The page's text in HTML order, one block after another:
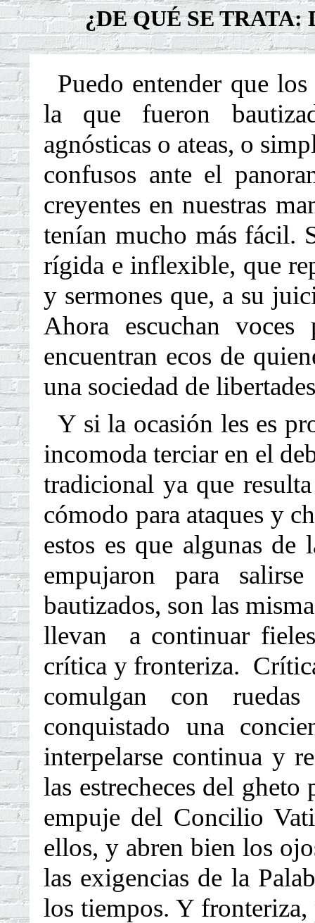
¿DE QUÉ SE TRATA:
Puedo entender que
la que fueron
agnósticas o ateas, o
confusos ante el
creyentes en nuestras
tenían mucho más fácil.
rígida e inflexible, que
y sermones que, a su
Ahora escuchan
encuentran ecos de
una sociedad de
Y si la ocasión les es
incomoda terciar en el
tradicional ya que
cómodo para ataques y
estos es que algunas de
empujaron para
bautizados, son las
llevan a continuar
crítica y fronteriza.
comulgan con
conquistado una
interpelarse continua y
las estrecheces del
empuje del Concilio
ellos, y abren bien los
las exigencias de la
los tiempos. Y